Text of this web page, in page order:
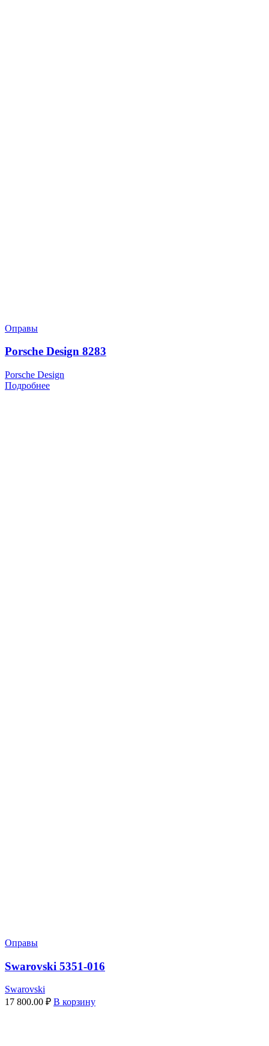
Оправы
Porsche Design 8283
Porsche Design
Подробнее
Оправы
Swarovski 5351-016
Swarovski
17 800.00 ₽ В корзину